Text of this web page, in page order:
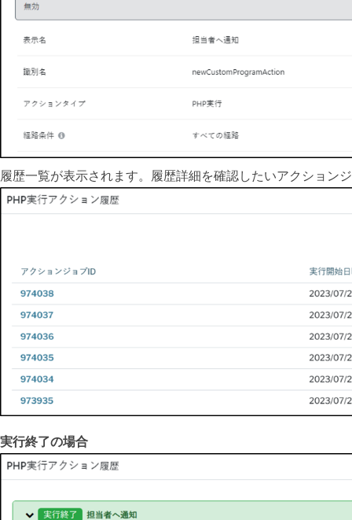
履歴一覧が表示されます。履歴詳細を確認したいアクション
実行終了の場合